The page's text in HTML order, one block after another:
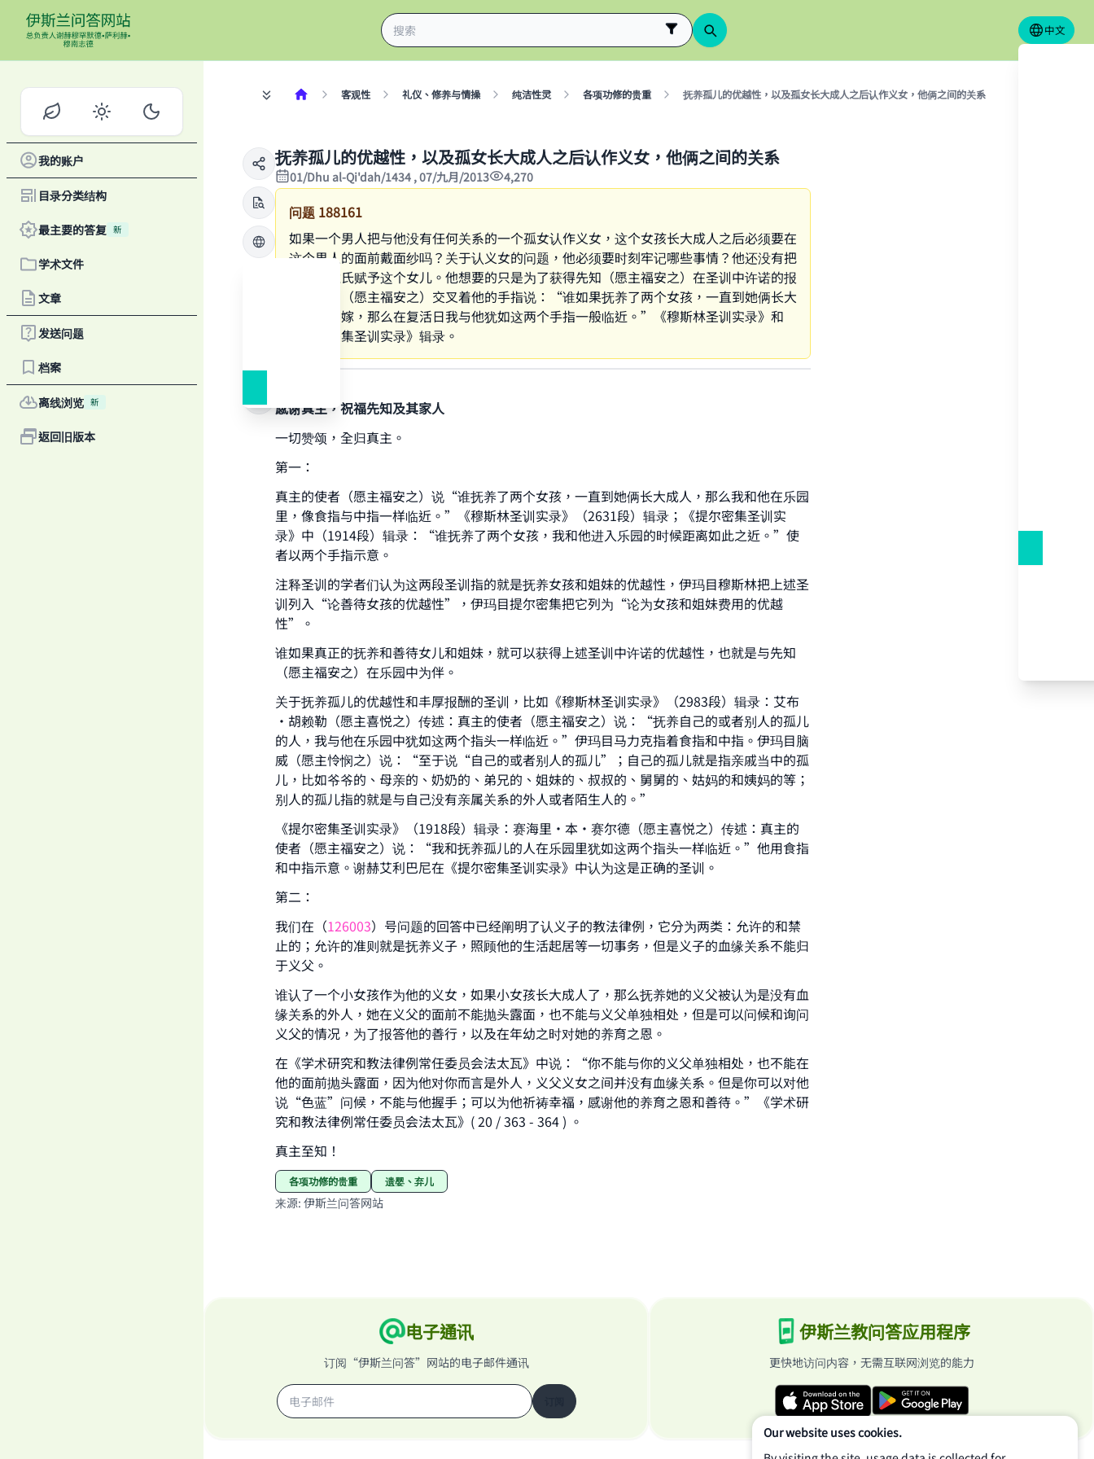
中文
我的账户
目录分类结构
最主要的答复 新
学术文件
文章
发送问题
档案
离线浏览 新
返回旧版本
客观性 礼仪、修养与情操 纯洁性灵 各项功修的贵重 抚养孤儿的优越性，以及孤女长大成人之后认作义女，他俩之间的关系
抚养孤儿的优越性，以及孤女长大成人之后认作义女，他俩之间的关系
01/Dhu al-Qi'dah/1434 , 07/九月/2013 4,270
问题 188161
如果一个男人把与他没有任何关系的一个孤女认作义女，这个女孩长大成人之后必须要在
这个男人的面前戴面纱吗？关于认义女的问题，他必须要时刻牢记哪些事情？他还没有把
自己的姓氏赋予这个女儿。他想要的只是为了获得先知（愿主福安之）在圣训中许诺的报
酬，先知（愿主福安之）交叉着他的手指说：“谁如果抚养了两个女孩，一直到她俩长大
成人和出嫁，那么在复活日我与他犹如这两个手指一般临近。”《穆斯林圣训实录》和
《提尔密集圣训实录》辑录。
感谢真主，祝福先知及其家人
一切赞颂，全归真主。
第一：
真主的使者（愿主福安之）说“谁抚养了两个女孩，一直到她俩长大成人，那么我和他在乐园
里，像食指与中指一样临近。”《穆斯林圣训实录》（2631段）辑录；《提尔密集圣训实
录》中（1914段）辑录：“谁抚养了两个女孩，我和他进入乐园的时候距离如此之近。”使
者以两个手指示意。
注释圣训的学者们认为这两段圣训指的就是抚养女孩和姐妹的优越性，伊玛目穆斯林把上述圣
训列入“论善待女孩的优越性”，伊玛目提尔密集把它列为“论为女孩和姐妹费用的优越
性”。
谁如果真正的抚养和善待女儿和姐妹，就可以获得上述圣训中许诺的优越性，也就是与先知
（愿主福安之）在乐园中为伴。
关于抚养孤儿的优越性和丰厚报酬的圣训，比如《穆斯林圣训实录》（2983段）辑录：艾布
·胡赖勒（愿主喜悦之）传述：真主的使者（愿主福安之）说：“抚养自己的或者别人的孤儿
的人，我与他在乐园中犹如这两个指头一样临近。”伊玛目马力克指着食指和中指。伊玛目脑
威（愿主怜悯之）说：“至于说“自己的或者别人的孤儿”；自己的孤儿就是指亲戚当中的孤
儿，比如爷爷的、母亲的、奶奶的、弟兄的、姐妹的、叔叔的、舅舅的、姑妈的和姨妈的等；
别人的孤儿指的就是与自己没有亲属关系的外人或者陌生人的。”
《提尔密集圣训实录》（1918段）辑录：赛海里·本·赛尔德（愿主喜悦之）传述：真主的
使者（愿主福安之）说：“我和抚养孤儿的人在乐园里犹如这两个指头一样临近。”他用食指
和中指示意。谢赫艾利巴尼在《提尔密集圣训实录》中认为这是正确的圣训。
第二：
我们在（126003）号问题的回答中已经阐明了认义子的教法律例，它分为两类：允许的和禁
止的；允许的准则就是抚养义子，照顾他的生活起居等一切事务，但是义子的血缘关系不能归
于义父。
谁认了一个小女孩作为他的义女，如果小女孩长大成人了，那么抚养她的义父被认为是没有血
缘关系的外人，她在义父的面前不能抛头露面，也不能与义父单独相处，但是可以问候和询问
义父的情况，为了报答他的善行，以及在年幼之时对她的养育之恩。
在《学术研究和教法律例常任委员会法太瓦》中说：“你不能与你的义父单独相处，也不能在
他的面前抛头露面，因为他对你而言是外人，义父义女之间并没有血缘关系。但是你可以对他
说“色蓝”问候，不能与他握手；可以为他祈祷幸福，感谢他的养育之恩和善待。”《学术研
究和教法律例常任委员会法太瓦》( 20 / 363 - 364 ) 。
真主至知！
各项功修的贵重 遗婴、弃儿
来源: 伊斯兰问答网站
电子通讯
订阅“伊斯兰问答”网站的电子邮件通讯
伊斯兰教问答应用程序
更快地访问内容，无需互联网浏览的能力
Make an impact on millions of lives with your
contribution today
Your support is crucial for our mission.
The Prophet (ﷺ) said:
"A person who leads others to doing what is good will earn the
same reward as those who do it."
(MUSLIM, 1893)
Our website uses cookies.